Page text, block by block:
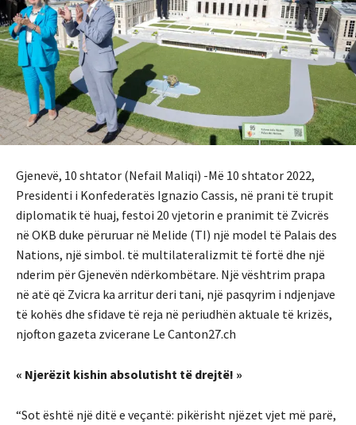
Gjenevë, 10 shtator (Nefail Maliqi) -Më 10 shtator 2022,
Presidenti i Konfederatës Ignazio Cassis, në prani të trupit
diplomatik të huaj, festoi 20 vjetorin e pranimit të Zvicrës
në OKB duke përuruar në Melide (TI) një model të Palais des
Nations, një simbol. të multilateralizmit të fortë dhe një
nderim për Gjenevën ndërkombëtare. Një vështrim prapa
në atë që Zvicra ka arritur deri tani, një pasqyrim i ndjenjave
të kohës dhe sfidave të reja në periudhën aktuale të krizës,
njofton gazeta zvicerane Le Canton27.ch
« Njerëzit kishin absolutisht të drejtë! »
“Sot është një ditë e veçantë: pikërisht njëzet vjet më parë,